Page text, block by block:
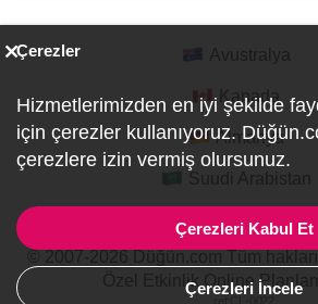
Kanada
Almanya
Özel Etkinlik Online
Çerezler
Hizmetlerimizden en iyi şekilde
için çerezler kullanıyoruz.
çerezlere izin vermiş olursunuz.
Çerezleri Kabul Et
Çerezleri İncele